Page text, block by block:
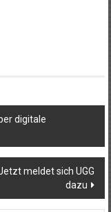
digitale
meldet sich UGG
dazu